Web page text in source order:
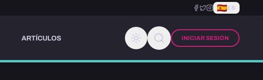
ES
ARTÍCULOS INICIAR SESIÓN